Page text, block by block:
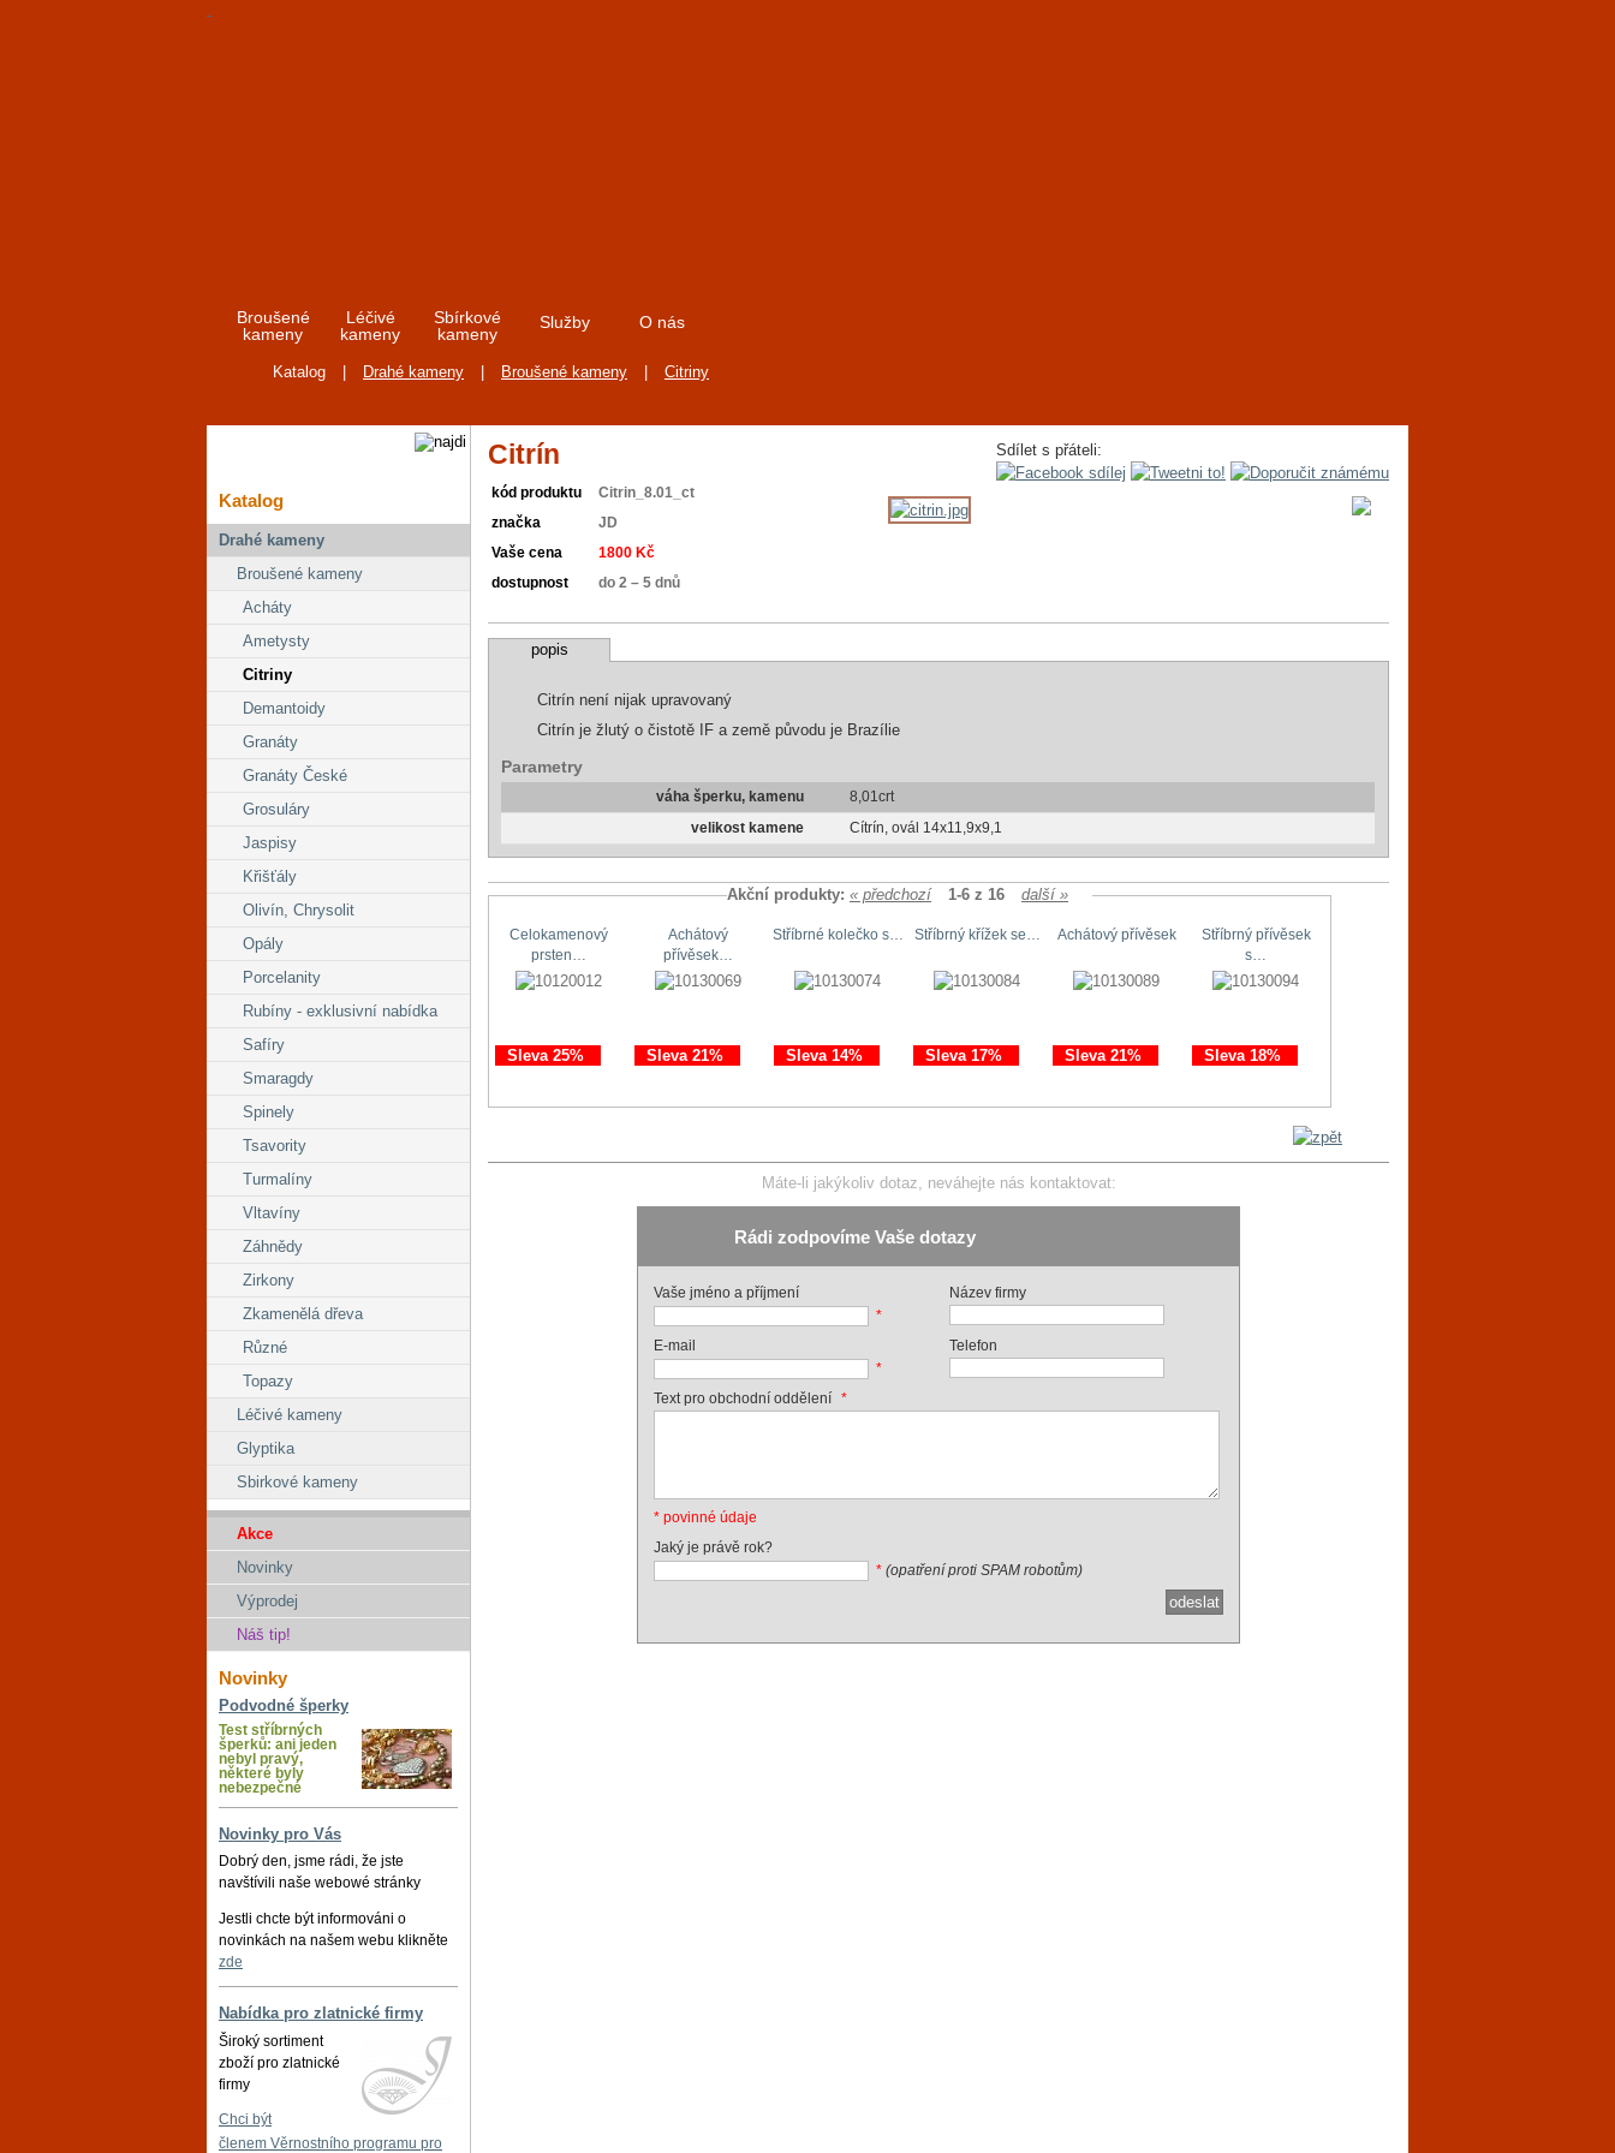
Broušené
kameny
Léčivé
kameny
Sbírkové
kameny
Služby O nás
Katalog Drahé kameny Broušené kameny Citriny
Katalog
Drahé kameny
Broušené kameny
Acháty
Ametysty
Citriny
Demantoidy
Granáty
Granáty České
Grosuláry
Jaspisy
Křišťály
Olivín, Chrysolit
Opály
Porcelanity
Rubíny - exklusivní nabídka
Safíry
Smaragdy
Spinely
Tsavority
Turmalíny
Vltavíny
Záhnědy
Zirkony
Zkamenělá dřeva
Různé
Topazy
Léčivé kameny
Glyptika
Sbirkové kameny
Akce
Novinky
Výprodej
Náš tip!
Novinky
Podvodné šperky
Test stříbrných
šperků: ani jeden
nebyl pravý,
některé byly
nebezpečné
Novinky pro Vás
Dobrý den, jsme rádi, že jste
navštívili naše webowé stránky
Jestli chcte být informováni o
novinkách na našem webu klikněte
zde
Nabídka pro zlatnické firmy
Široký sortiment
zboží pro zlatnické
firmy
Chci být
členem Věrnostního programu pro
Sdílet s přáteli:
Citrín
kód produktu Citrin_8.01_ct
značka JD
Vaše cena 1800 Kč
dostupnost do 2 – 5 dnů
popis
Citrín není nijak upravovaný
Citrín je žlutý o čistotě IF a země původu je Brazílie
Parametry
váha šperku, kamenu 8,01crt
velikost kamene Cítrín, ovál 14x11,9x9,1
Akční produkty: « předchozí 1-6 z 16 další »
Celokamenový
prsten…
Sleva 25%
Achátový
přívěsek…
Sleva 21%
Stříbrné kolečko s…
Sleva 14%
Stříbrný křížek se…
Sleva 17%
Achátový přívěsek
Sleva 21%
Stříbrný přívěsek
s…
Sleva 18%
Máte-li jakýkoliv dotaz, neváhejte nás kontaktovat:
Rádi zodpovíme Vaše dotazy
Vaše jméno a příjmení
*
Název firmy
E-mail
*
Telefon
Text pro obchodní oddělení *
* povinné údaje
Jaký je právě rok?
* (opatření proti SPAM robotům)